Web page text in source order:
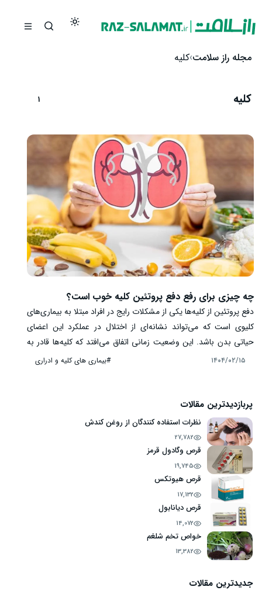
پرش به محتوا
مجله راز سلامت کلیه
کلیه 1
چه چیزی برای رفع دفع پروتئین کلیه خوب است؟
دفع پروتئین از کلیه‌ها یکی از مشکلات رایج در افراد مبتلا به بیماری‌های
کلیوی است که می‌تواند نشانه‌ای از اختلال در عملکرد این اعضای
حیاتی بدن باشد. این وضعیت زمانی اتفاق می‌افتد که کلیه‌ها قادر به
فیلتر کردن پروتئین‌ها از خون نبوده و آن‌ها را به شکل غیرعادی در ادرار
غذایی نقش مهمی در کاهش دفع پروتئین از کلیه‌ها دارد. ولی سوال
مهم این است؛ چه چیزی برای رفع دفع پروتئین کلیه خوب است؟
۱۴۰۴/۰۲/۱۵ #بیماری‌ های کلیه و ادراری
پربازدیدترین مقالات
نظرات استفاده کنندگان از روغن کندش
27,782
قرص وگادول قرمز
19,745
قرص هیوتکس
17,132
قرص دیانابول
14,072
خواص تخم شلغم
13,382
جدیدترین مقالات